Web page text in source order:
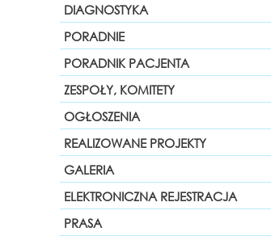
DIAGNOSTYKA
PORADNIE
PORADNIK PACJENTA
ZESPOŁY, KOMITETY
OGŁOSZENIA
REALIZOWANE PROJEKTY
GALERIA
ELEKTRONICZNA REJESTRACJA
PRASA